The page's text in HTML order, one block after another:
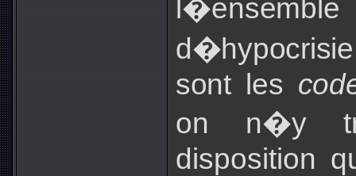
l�ensemble
sont les
on n�y
disposition